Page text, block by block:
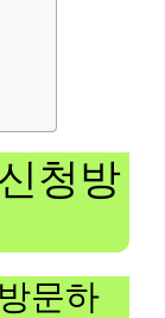
청방
문하